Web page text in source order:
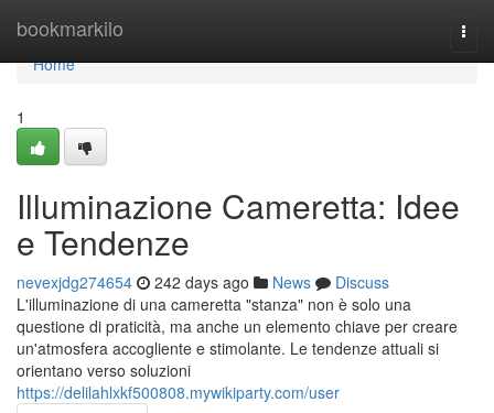
bookmarkilo
Home
Home
1
Illuminazione Cameretta: Idee
e Tendenze
nevexjdg274654 242 days ago News
Discuss
L'illuminazione di una cameretta "stanza" non è solo una
questione di praticità, ma anche un elemento chiave per creare
un'atmosfera accogliente e stimolante. Le tendenze attuali si
orientano verso soluzioni
https://delilahlxkf500808.mywikiparty.com/user